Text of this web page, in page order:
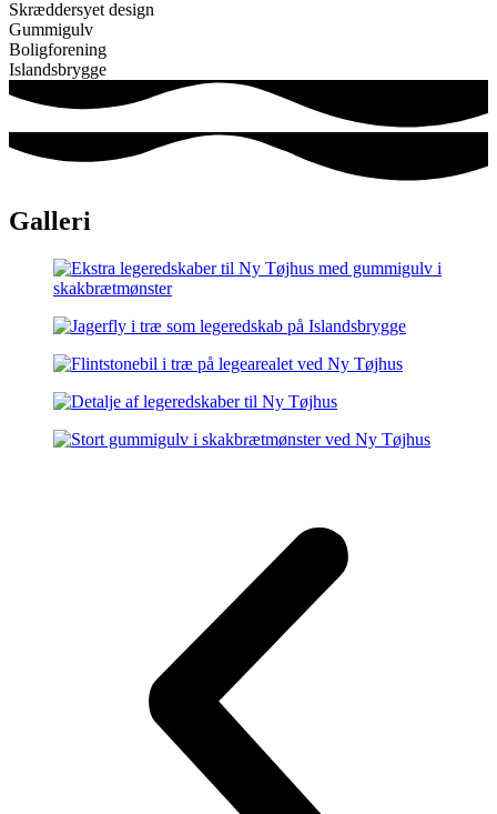
Skræddersyet design
Gummigulv
Boligforening
Islandsbrygge
Galleri